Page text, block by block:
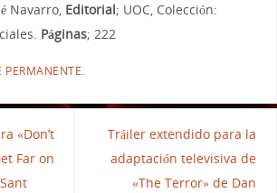
Navarro,Editorial; UOC, Colección:
Páginas; 222
PERMANENTE.
«Don’t
Far on
Tráiler extendido para la
adaptación televisiva de
«The Terror» de Dan